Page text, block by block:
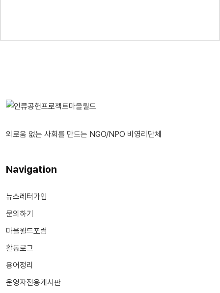
외로움 없는 사회를 만드는 NGO/NPO 비영리단체
Navigation
뉴스레터가입
문의하기
마을월드포럼
활동로그
용어정리
운영자전용게시판